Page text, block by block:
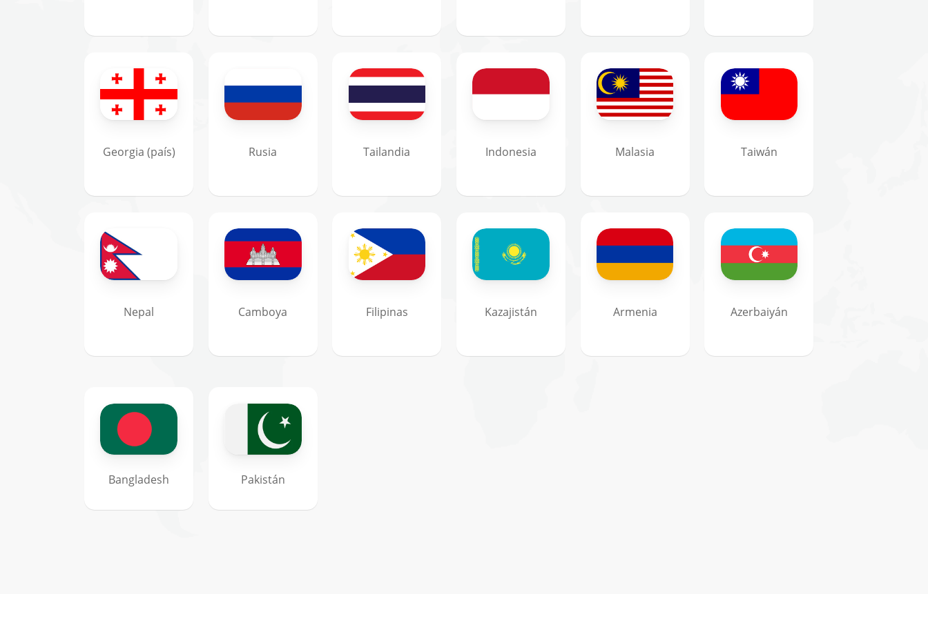
Georgia (país) Rusia Tailandia Indonesia Malasia Taiwán
Nepal Camboya Filipinas Kazajistán Armenia Azerbaiyán
Bangladesh Pakistán